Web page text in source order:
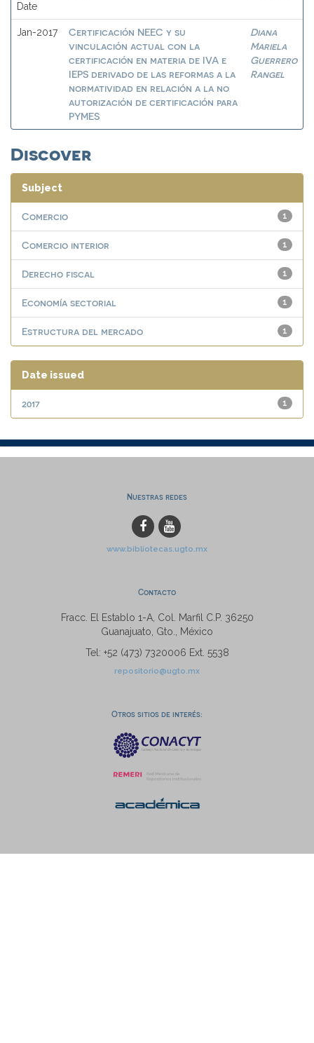
Date
Jan-2017
Certificación NEEC y su
vinculación actual con la
certificación en materia de IVA e
IEPS derivado de las reformas a la
normatividad en relación a la no
autorización de certificación para
PYMES
Diana
Mariela
Guerrero
Rangel
Discover
Subject
1
Comercio
1
Comercio interior
1
Derecho fiscal
1
Economía sectorial
1
Estructura del mercado
Date issued
1
2017
Nuestras redes
www.bibliotecas.ugto.mx
Contacto
Fracc. El Establo 1-A, Col. Marfil C.P. 36250
Guanajuato, Gto., México
Tel: +52 (473) 7320006 Ext. 5538
repositorio@ugto.mx
Otros sitios de interés: